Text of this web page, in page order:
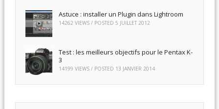
Astuce : installer un Plugin dans Lightroom
14262 VIEWS / POSTED 5 JUILLET 2012
Test : les meilleurs objectifs pour le Pentax K-
3
14199 VIEWS / POSTED 13 JANVIER 2014